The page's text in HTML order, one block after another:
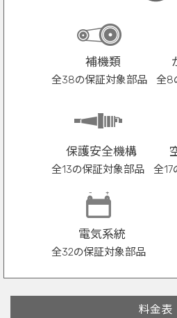
補機類
全38の保証対象部品 全8
保護安全機構
全13の保証対象部品 全17
電気系統
全32の保証対象部品
料金表